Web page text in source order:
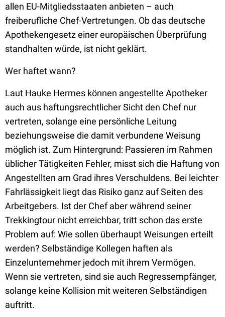
allen EU-Mitgliedsstaaten anbieten – auch
freiberufliche Chef-Vertretungen. Ob das deutsche
Apothekengesetz einer europäischen Überprüfung
standhalten würde, ist nicht geklärt.
Wer haftet wann?
Laut Hauke Hermes können angestellte Apotheker
auch aus haftungsrechtlicher Sicht den Chef nur
vertreten, solange eine persönliche Leitung
beziehungsweise die damit verbundene Weisung
möglich ist. Zum Hintergrund: Passieren im Rahmen
üblicher Tätigkeiten Fehler, misst sich die Haftung von
Angestellten am Grad ihres Verschuldens. Bei leichter
Fahrlässigkeit liegt das Risiko ganz auf Seiten des
Arbeitgebers. Ist der Chef aber während seiner
Trekkingtour nicht erreichbar, tritt schon das erste
Problem auf: Wie sollen überhaupt Weisungen erteilt
werden? Selbständige Kollegen haften als
Einzelunternehmer jedoch mit ihrem Vermögen.
Wenn sie vertreten, sind sie auch Regressempfänger,
solange keine Kollision mit weiteren Selbständigen
auftritt.